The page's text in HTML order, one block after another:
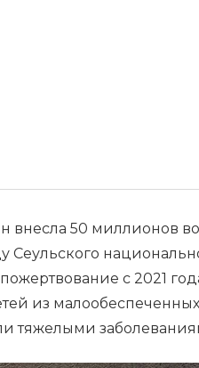
внесла 50 миллионов
Сеульского
с 2021
из
тяжелыми